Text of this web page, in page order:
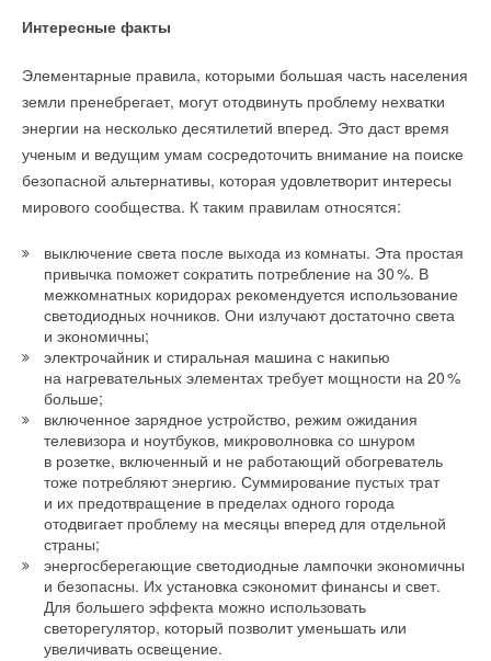
Интересные факты
Элементарные правила, которыми большая часть населения
земли пренебрегает, могут отодвинуть проблему нехватки
энергии на несколько десятилетий вперед. Это даст время
ученым и ведущим умам сосредоточить внимание на поиске
безопасной альтернативы, которая удовлетворит интересы
мирового сообщества. К таким правилам относятся:
выключение света после выхода из комнаты. Эта простая
привычка поможет сократить потребление на 30%. В
межкомнатных коридорах рекомендуется использование
светодиодных ночников. Они излучают достаточно света
и экономичны;
электрочайник и стиральная машина с накипью
на нагревательных элементах требует мощности на 20%
больше;
включенное зарядное устройство, режим ожидания
телевизора и ноутбуков, микроволновка со шнуром
в розетке, включенный и не работающий обогреватель
тоже потребляют энергию. Суммирование пустых трат
и их предотвращение в пределах одного города
отодвигает проблему на месяцы вперед для отдельной
страны;
энергосберегающие светодиодные лампочки экономичны
и безопасны. Их установка сэкономит финансы и свет.
Для большего эффекта можно использовать
светорегулятор, который позволит уменьшать или
увеличивать освещение.
Следовать требованиям национального стандарта должны
изготовители счетчиков и исполнители работ по их поверке,
если они заявляют о соответствии ему товаров или услуг. В
остальных случаях стандарт носит рекомендательный
характер. Сам стандарт должен повысить достоверность
поверки приборов учета, сократить время выполнения таких
подрядчиков, проверяющих исправность счетчиков.
Помимо этого, с 1 сентября исполнители коммунальных
услуг не должны требовать от собственников бумажные
свидетельства о поверке индивидуальных приборов учета,
напомнили в Мосжилинспекции. Такие сведения
управляющие организации и ресурсоснабжающие
организации обязаны получать из единого реестра
измерений.
ИСТОЧНИК: REALTY.RBC.RU
Читайте по теме:
светлее — выбрать правильную длину карнизов. Они должны
быть длиннее оконного проема не менее чем на 25 см
с каждой стороны. Тогда шторы не будут закрывать часть
окна и не уменьшат количество поступающего дневного
Аэратор для крана
воду в ведрах из колодцев и рек. Как следствие, у нас
появилась возможность бесконтрольно ее тратить. Начните
бережнее относиться к природе: регулируйте напор воды,
плотно закручивайте краны сразу после использования и не
забывайте выключать воду, когда чистите зубы. Правильные
привычки — это не единственный способ сохранить водные
ресурсы планеты.
В несколько раз сократить их расход помогают
посудомоечные машины и экономичные модели смесителей.
Если вы не готовы менять сантехнику, купите насадку-
аэратор. Обычно через открытый кран уходит около 15 л
воды в минуту, но с этим устройством ее расход
сокращается до 6–8 л. При этом напор почти не меняется —
он выравнивается за счет насыщения жидкости кислородом.